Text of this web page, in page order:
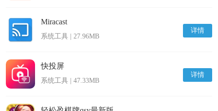
详情
Miracast
系统工具 | 27.96MB
详情
快投屏
系统工具 | 47.33MB